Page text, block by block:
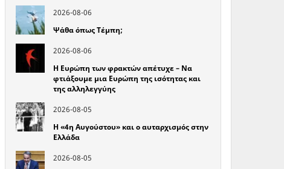
2026-08-06
Ψάθα όπως Τέμπη;
2026-08-06
Η Ευρώπη των φρακτών απέτυχε – Να
φτιάξουμε μια Ευρώπη της ισότητας και
της αλληλεγγύης
2026-08-05
Η «4η Αυγούστου» και ο αυταρχισμός στην
Ελλάδα
2026-08-05